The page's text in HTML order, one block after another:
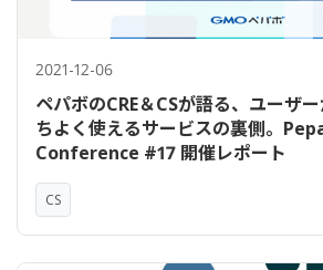
2021-12-06
ペパボのCRE＆CSが語る、ユーザ
ちよく使えるサービスの裏側。
Conference #17 開催レポート
CS